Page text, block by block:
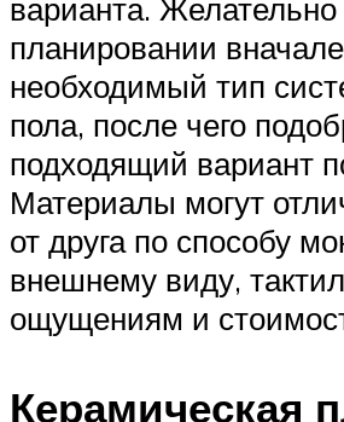
варианта. Желательно
планировании
необходимый тип
пола, после чего
подходящий вариант
Материалы могут
от друга по способу
внешнему виду,
ощущениям и
Керамическая